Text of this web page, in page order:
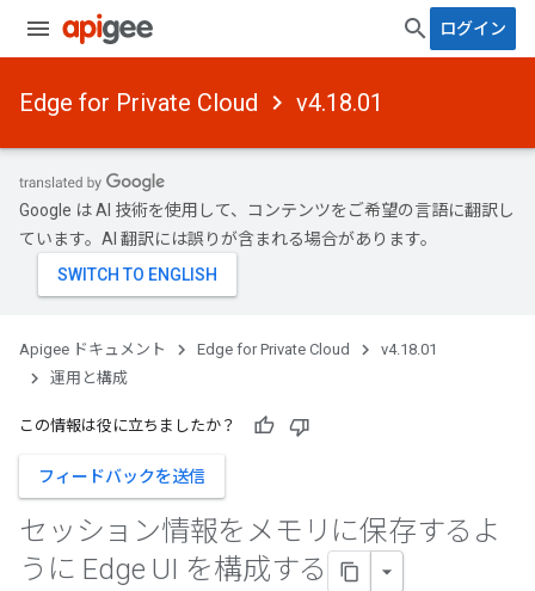
ログイン
Edge for Private Cloud v4.18.01
Google は AI 技術を使用して、コンテンツをご希望の言語に翻訳し
ています。AI 翻訳には誤りが含まれる場合があります。
Apigee ドキュメント Edge for Private Cloud
v4.18.01
運用と構成
この情報は役に立ちましたか？
フィードバックを送信
セッション情報をメモリに保存するよ
うに Edge UI を構成する